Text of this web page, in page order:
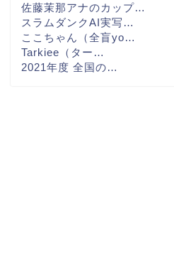
佐藤茉那アナのカップ…
スラムダンクAI実写…
ここちゃん（全盲yo…
Tarkiee（ター…
2021年度 全国の…